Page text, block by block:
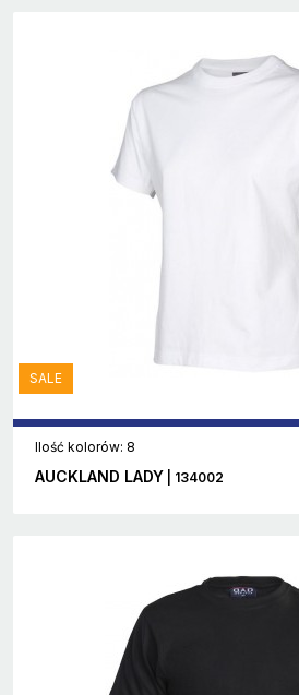
SALE
Ilość kolorów: 8
AUCKLAND LADY | 134002